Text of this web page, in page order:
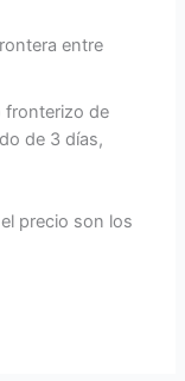
entre
fronterizo de
de 3 días,
precio son los